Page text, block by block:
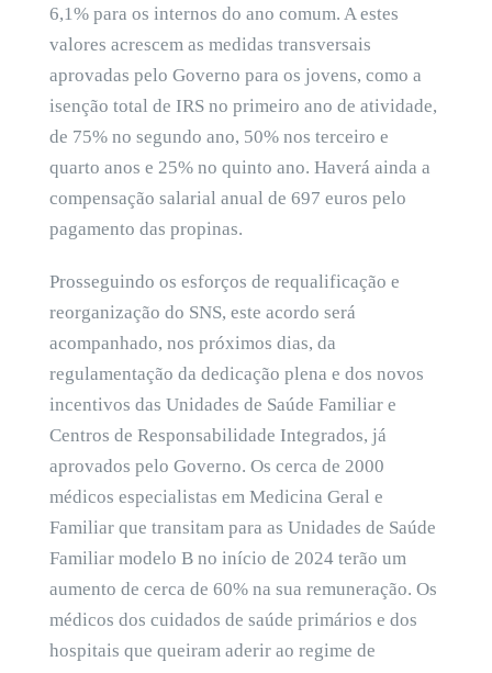
6,1% para os internos do ano comum. A estes
valores acrescem as medidas transversais
aprovadas pelo Governo para os jovens, como a
isenção total de IRS no primeiro ano de atividade,
de 75% no segundo ano, 50% nos terceiro e
quarto anos e 25% no quinto ano. Haverá ainda a
compensação salarial anual de 697 euros pelo
pagamento das propinas.
Prosseguindo os esforços de requalificação e
reorganização do SNS, este acordo será
acompanhado, nos próximos dias, da
regulamentação da dedicação plena e dos novos
incentivos das Unidades de Saúde Familiar e
Centros de Responsabilidade Integrados, já
aprovados pelo Governo. Os cerca de 2000
médicos especialistas em Medicina Geral e
Familiar que transitam para as Unidades de Saúde
Familiar modelo B no início de 2024 terão um
aumento de cerca de 60% na sua remuneração. Os
médicos dos cuidados de saúde primários e dos
hospitais que queiram aderir ao regime de